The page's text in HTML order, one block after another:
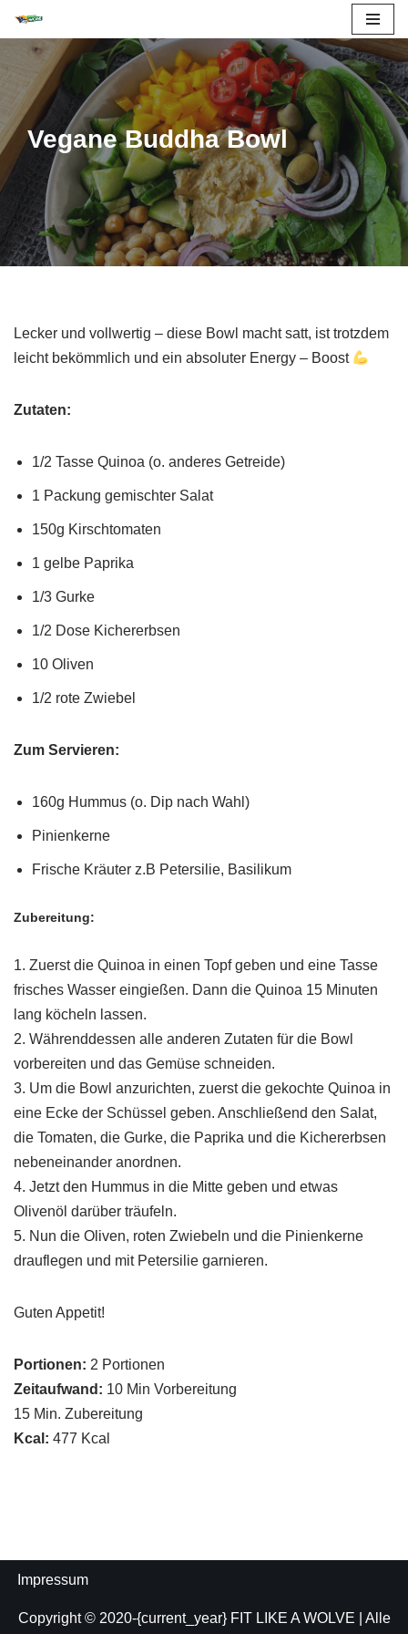
Zum
Inhalt
springen
Vegane Buddha Bowl
Lecker und vollwertig – diese Bowl macht satt, ist trotzdem
leicht bekömmlich und ein absoluter Energy – Boost
Zutaten:
1/2 Tasse Quinoa (o. anderes Getreide)
1 Packung gemischter Salat
150g Kirschtomaten
1 gelbe Paprika
1/3 Gurke
1/2 Dose Kichererbsen
10 Oliven
1/2 rote Zwiebel
Zum Servieren:
160g Hummus (o. Dip nach Wahl)
Pinienkerne
Frische Kräuter z.B Petersilie, Basilikum
Zubereitung:
1. Zuerst die Quinoa in einen Topf geben und eine Tasse
frisches Wasser eingießen. Dann die Quinoa 15 Minuten
lang köcheln lassen.
2. Währenddessen alle anderen Zutaten für die Bowl
vorbereiten und das Gemüse schneiden.
3. Um die Bowl anzurichten, zuerst die gekochte Quinoa in
eine Ecke der Schüssel geben. Anschließend den Salat,
die Tomaten, die Gurke, die Paprika und die Kichererbsen
nebeneinander anordnen.
4. Jetzt den Hummus in die Mitte geben und etwas
Olivenöl darüber träufeln.
5. Nun die Oliven, roten Zwiebeln und die Pinienkerne
drauflegen und mit Petersilie garnieren.
Guten Appetit!
Portionen: 2 Portionen
Zeitaufwand: 10 Min Vorbereitung
15 Min. Zubereitung
Kcal: 477 Kcal
Impressum
Copyright © 2020-{current_year} FIT LIKE A WOLVE | Alle